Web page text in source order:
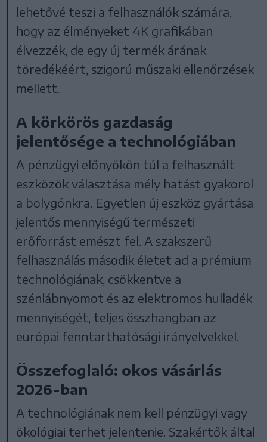
lehetővé teszi a felhasználók számára,
hogy az élményeket 4K grafikában
élvezzék, de egy új termék árának
töredékéért, szigorú műszaki ellenőrzések
mellett.
A körkörös gazdaság
jelentősége a technológiában
A pénzügyi előnyökön túl a felhasznált
eszközök választása mély hatást gyakorol
a bolygónkra. Egyetlen új eszköz gyártása
jelentős mennyiségű természeti
erőforrást emészt fel. A szakszerű
felhasználás második életet ad a prémium
technológiának, csökkentve a
szénlábnyomot és az elektromos hulladék
mennyiségét, teljes összhangban az
európai fenntarthatósági irányelvekkel.
Összefoglaló: okos vásárlás
2026-ban
A technológiának nem kell pénzügyi vagy
ökológiai terhet jelentenie. Szakértők által